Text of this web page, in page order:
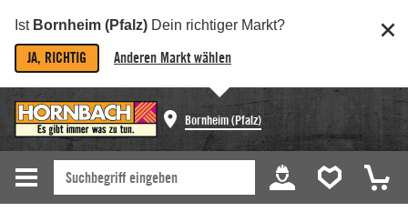
Ist Bornheim (Pfalz) Dein richtiger Markt?
JA, RICHTIG Anderen Markt wählen
Bornheim (Pfalz)